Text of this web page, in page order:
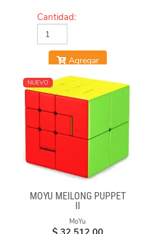
Cantidad:
Agregar
NUEVO
MOYU MEILONG PUPPET
II
MoYu